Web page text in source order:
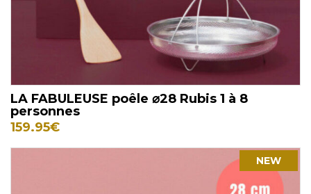
LA FABULEUSE poêle ⌀28 Rubis 1 à 8
personnes
159.95€
NEW